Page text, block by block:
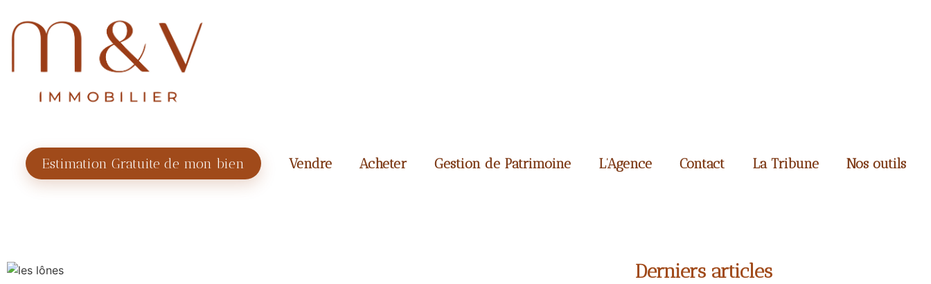
Estimation Gratuite de mon bien Vendre Acheter Gestion de Patrimoine L’Agence Contact La Tribune Nos outils
Derniers articles